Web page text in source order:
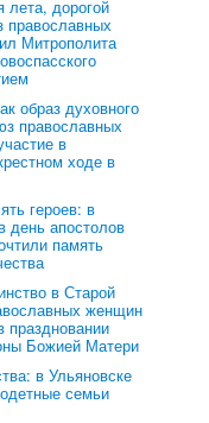
лета, дорогой
Митрополита
образ духовного
православных
в
ходе в
героев: в
день апостолов
память
в Старой
женщин
праздновании
Божией Матери
в Ульяновске
семьи